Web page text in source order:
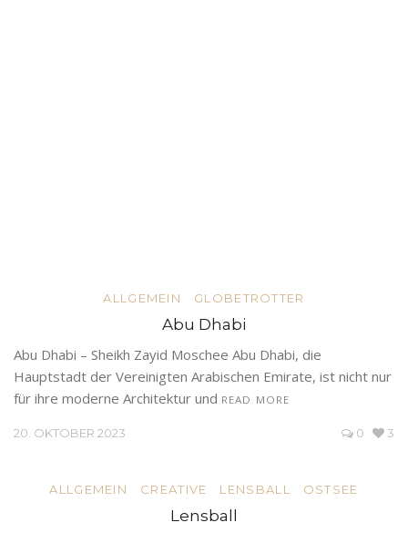
ALLGEMEIN GLOBETROTTER
Abu Dhabi
Abu Dhabi – Sheikh Zayid Moschee Abu Dhabi, die
Hauptstadt der Vereinigten Arabischen Emirate, ist nicht nur
für ihre moderne Architektur und READ MORE
20. OKTOBER 2023 0 3
ALLGEMEIN CREATIVE LENSBALL OSTSEE
Lensball